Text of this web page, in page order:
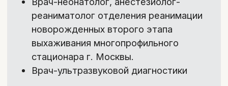
Источники
информации: